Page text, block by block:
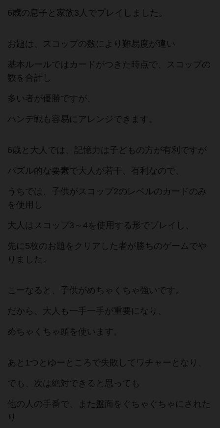
6歳の息子と家族3人でプレイしました。
お題は、スコップの数により難易度が違い
基本ルールではカードがつきた時点で、スコップの
数を合計し
多い者が優勝ですが、
ハンデ戦も容易にアレンジできます。
6歳と大人では、記憶力は子どもの方が有利ですが
パズル的な要素で大人が若干、有利なので、
うちでは、子供がスコップ2のレベルのカードのみ
を使用し
大人はスコップ3～4を使用する形でプレイし、
先に5枚のお題をクリアした者が勝ちのゲームでや
りました。
こーなると、子供がめちゃくちゃ強いです。
だから、大人も一手一手が重要になり、
めちゃくちゃ頭を使います。
あと1つとゆーところで失敗してワチャーとなり、
でも、次は絶対できると思っても
他の人の手番で、また盤面をぐちゃぐちゃにされた
り